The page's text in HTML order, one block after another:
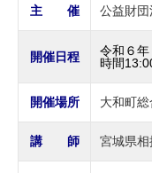
主 催 公益財
開催日程
令和６
時間
開催場所 大和町
講 師 宮城県相